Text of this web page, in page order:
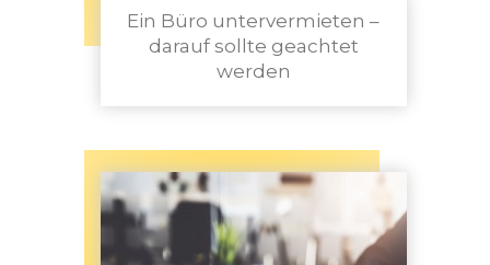
Ein Büro untervermieten –
darauf sollte geachtet
werden